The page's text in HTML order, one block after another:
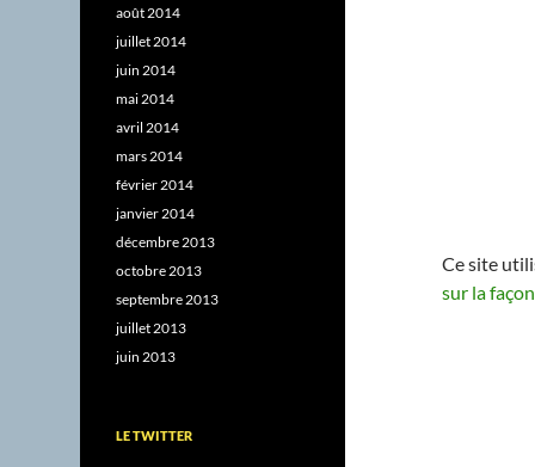
Ce site
sur la
août 2014
juillet 2014
juin 2014
mai 2014
avril 2014
mars 2014
février 2014
janvier 2014
décembre 2013
octobre 2013
septembre 2013
juillet 2013
juin 2013
LE TWITTER